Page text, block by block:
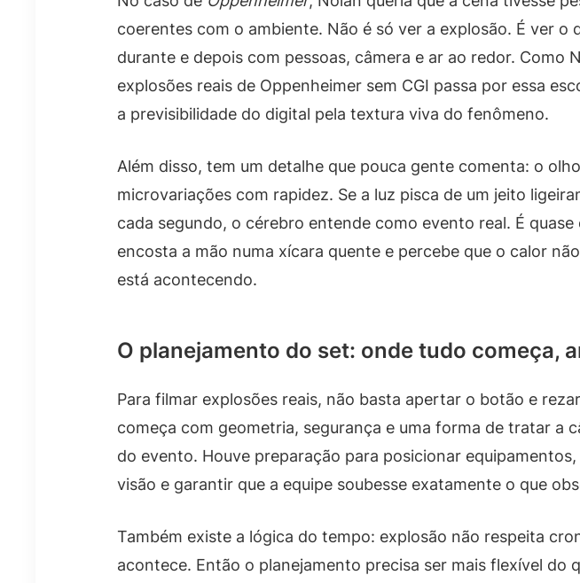
coerentes com o ambiente. Não é só ver a explosão. É ver o
durante e depois com pessoas, câmera e ar ao redor. Como
explosões reais de Oppenheimer sem CGI passa por essa
a previsibilidade do digital pela textura viva do fenômeno.
Além disso, tem um detalhe que pouca gente comenta: o
microvariações com rapidez. Se a luz pisca de um jeito
cada segundo, o cérebro entende como evento real. É
encosta a mão numa xícara quente e percebe que o calor não
está acontecendo.
O planejamento do set: onde tudo começa,
Para filmar explosões reais, não basta apertar o botão e
começa com geometria, segurança e uma forma de tratar a
do evento. Houve preparação para posicionar
visão e garantir que a equipe soubesse exatamente o que
Também existe a lógica do tempo: explosão não respeita
acontece. Então o planejamento precisa ser mais flexível do